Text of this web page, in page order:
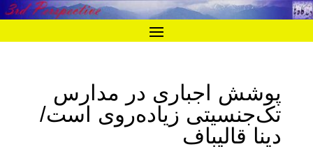
پوشش اجباری در مدارس
تک‌جنسیتی زیاده‌‌روی است/
دینا قالیباف